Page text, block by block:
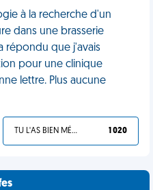
à la recherche d'un
dans une brasserie
répondu que j'avais
pour une clinique
lettre. Plus aucune
TU L'AS BIEN MÉRITÉ 1 020